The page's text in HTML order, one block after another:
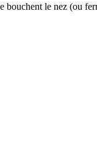
le nez (ou